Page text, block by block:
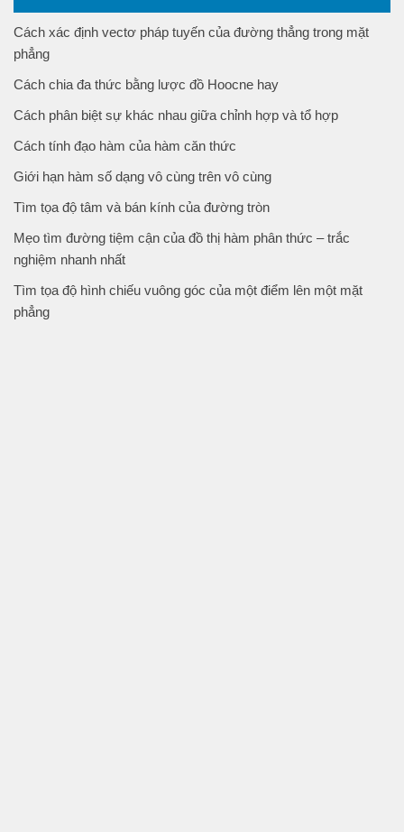
Cách xác định vectơ pháp tuyến của đường thẳng trong mặt
phẳng
Cách chia đa thức bằng lược đồ Hoocne hay
Cách phân biệt sự khác nhau giữa chỉnh hợp và tổ hợp
Cách tính đạo hàm của hàm căn thức
Giới hạn hàm số dạng vô cùng trên vô cùng
Tìm tọa độ tâm và bán kính của đường tròn
Mẹo tìm đường tiệm cận của đồ thị hàm phân thức – trắc
nghiệm nhanh nhất
Tìm tọa độ hình chiếu vuông góc của một điểm lên một mặt
phẳng